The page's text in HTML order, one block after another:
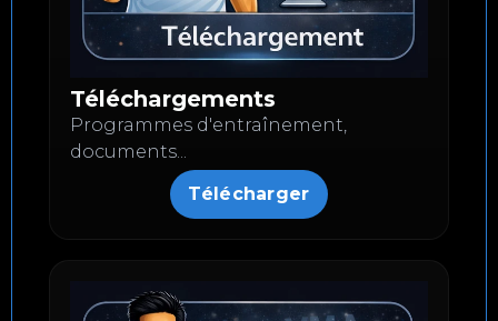
Téléchargements
Programmes d'entraînement,
documents...
Télécharger